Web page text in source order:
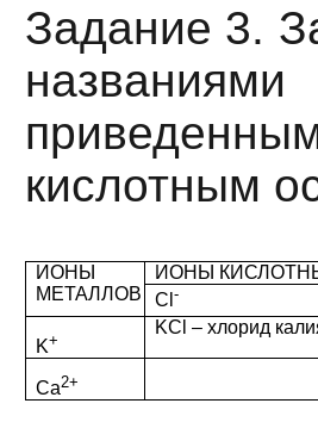
Задание 3.
кислотным
ИОНЫ
МЕТАЛЛОВ
ИОНЫ
Cl -
K+
KCl – хлорид
Ca2+